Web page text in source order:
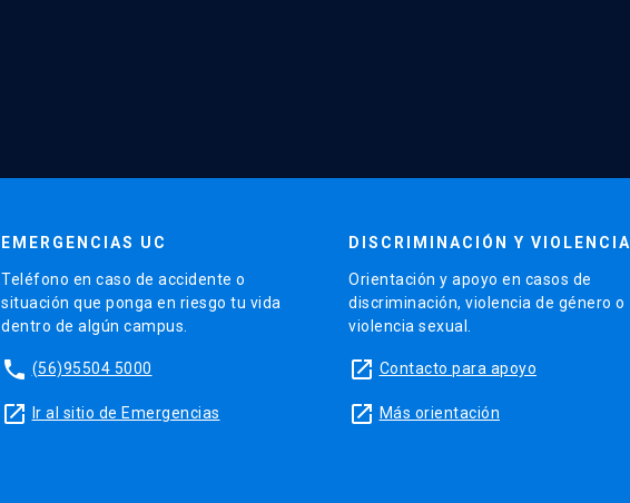
EMERGENCIAS UC
Teléfono en caso de accidente o
situación que ponga en riesgo tu vida
dentro de algún campus.
phone (56)95504 5000
launch Ir al sitio de Emergencias
DISCRIMINACIÓN Y VIOLENCIA
Orientación y apoyo en casos de
discriminación, violencia de género o
violencia sexual.
launch Contacto para apoyo
launch Más orientación